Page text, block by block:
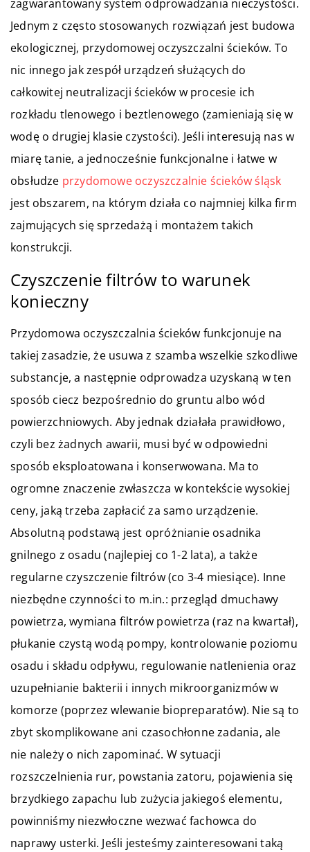
zagwarantowany system odprowadzania nieczystości.
Jednym z często stosowanych rozwiązań jest budowa
ekologicznej, przydomowej oczyszczalni ścieków. To
nic innego jak zespół urządzeń służących do
całkowitej neutralizacji ścieków w procesie ich
rozkładu tlenowego i beztlenowego (zamieniają się w
wodę o drugiej klasie czystości). Jeśli interesują nas w
miarę tanie, a jednocześnie funkcjonalne i łatwe w
obsłudze przydomowe oczyszczalnie ścieków śląsk
jest obszarem, na którym działa co najmniej kilka firm
zajmujących się sprzedażą i montażem takich
konstrukcji.
Czyszczenie filtrów to warunek
konieczny
Przydomowa oczyszczalnia ścieków funkcjonuje na
takiej zasadzie, że usuwa z szamba wszelkie szkodliwe
substancje, a następnie odprowadza uzyskaną w ten
sposób ciecz bezpośrednio do gruntu albo wód
powierzchniowych. Aby jednak działała prawidłowo,
czyli bez żadnych awarii, musi być w odpowiedni
sposób eksploatowana i konserwowana. Ma to
ogromne znaczenie zwłaszcza w kontekście wysokiej
ceny, jaką trzeba zapłacić za samo urządzenie.
Absolutną podstawą jest opróżnianie osadnika
gnilnego z osadu (najlepiej co 1-2 lata), a także
regularne czyszczenie filtrów (co 3-4 miesiące). Inne
niezbędne czynności to m.in.: przegląd dmuchawy
powietrza, wymiana filtrów powietrza (raz na kwartał),
płukanie czystą wodą pompy, kontrolowanie poziomu
osadu i składu odpływu, regulowanie natlenienia oraz
uzupełnianie bakterii i innych mikroorganizmów w
komorze (poprzez wlewanie biopreparatów). Nie są to
zbyt skomplikowane ani czasochłonne zadania, ale
nie należy o nich zapominać. W sytuacji
rozszczelnienia rur, powstania zatoru, pojawienia się
brzydkiego zapachu lub zużycia jakiegoś elementu,
powinniśmy niezwłoczne wezwać fachowca do
naprawy usterki. Jeśli jesteśmy zainteresowani taką